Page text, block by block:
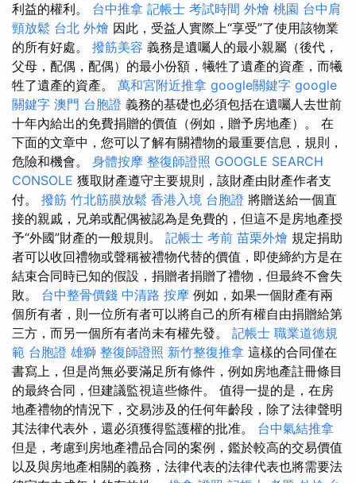
利益的權利。 台中推拿 記帳士 考試時間 外燴 桃園 台中肩
頸放鬆 台北 外燴 因此，受益人實際上“享受”了使用該物業
的所有好處。 撥筋美容 義務是遺囑人的最小親屬（後代，
父母，配偶，配偶）的最小份額，犧牲了遺產的資產，而犧
牲了遺產的資產。 萬和宮附近推拿 google關鍵字 google
關鍵字 澳門 台胞證 義務的基礎也必須包括在遺囑人去世前
十年內給出的免費捐贈的價值（例如，贈予房地產）。 在
下面的文章中，您可以了解有關禮物的最重要信息，規則，
危險和機會。 身體按摩 整復師證照 GOOGLE SEARCH
CONSOLE 獲取財產遵守主要規則，該財產由財產作者支
付。 撥筋 竹北筋膜放鬆 香港入境 台胞證 將贈送給一個直
接的親戚，兄弟或配偶被認為是免費的，但這不是房地產授
予“外國”財產的一般規則。 記帳士 考前 苗栗外燴 規定捐助
者可以收回禮物或聲稱被禮物代替的價值，即使締約方是在
結束合同時已知的假設，捐贈者捐贈了禮物，但最終不會失
敗。 台中整骨價錢 中清路 按摩 例如，如果一個財產有兩
個所有者，則一位所有者可以將自己的所有權自由捐贈給第
三方，而另一個所有者尚未有權先發。 記帳士 職業道德規
範 台胞證 雄獅 整復師證照 新竹整復推拿 這樣的合同僅在
書寫上，但是尚無必要滿足所有條件，例如房地產註冊條目
的最終合同，但建議監視這些條件。 值得一提的是，在房
地產禮物的情況下，交易涉及的任何年齡段，除了法律聲明
其法律代表外，還必須獲得監護權的批准。 台中氣結推拿
但是，考慮到房地產禮品合同的案例，鑑於較高的交易價值
以及與房地產相關的義務，法律代表的法律代表也將需要法